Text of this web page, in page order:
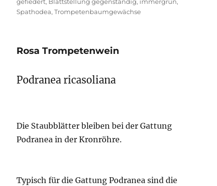
gefiedert, Blattstellung gegenständig, immergrün,
Spathodea,Trompetenbaumgewächse
Rosa Trompetenwein
Podranea ricasoliana
Die Staubblätter bleiben bei der Gattung
Podranea in der Kronröhre.
Typisch für die Gattung Podranea sind die